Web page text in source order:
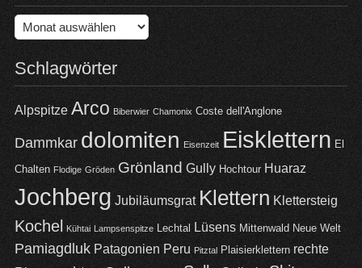
Archiv
Schlagwörter
Alpspitze Arco Biberwier Chamonix Coste dell'Anglone
Dammkar dolomiten Eisenzeit Eisklettern El
Chalten Flodige Gröden Grönland Gully Hochtour Huaraz
Jochberg Jubiläumsgrat Klettern Klettersteig
Kochel Kühtai Lampsenspitze Lechtal Lüsens Mittenwald Neue Welt
Pamiagdluk Patagonien Peru Pitztal Plaisierklettern rechte